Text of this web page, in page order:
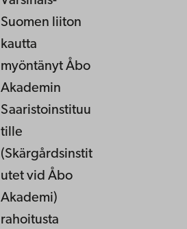
Suomen liiton
kautta
myöntänyt Åbo
Akademin
Saaristoinstituu
tille
(Skärgårdsinstit
utet vid Åbo
Akademi)
rahoitusta